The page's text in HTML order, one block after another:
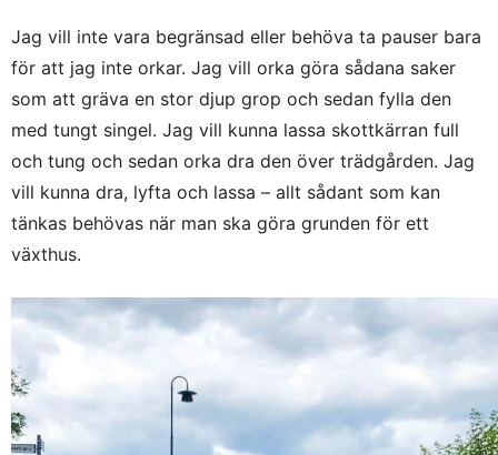
Jag vill inte vara begränsad eller behöva ta pauser bara
för att jag inte orkar. Jag vill orka göra sådana saker
som att gräva en stor djup grop och sedan fylla den
med tungt singel. Jag vill kunna lassa skottkärran full
och tung och sedan orka dra den över trädgården. Jag
vill kunna dra, lyfta och lassa – allt sådant som kan
tänkas behövas när man ska göra grunden för ett
växthus.